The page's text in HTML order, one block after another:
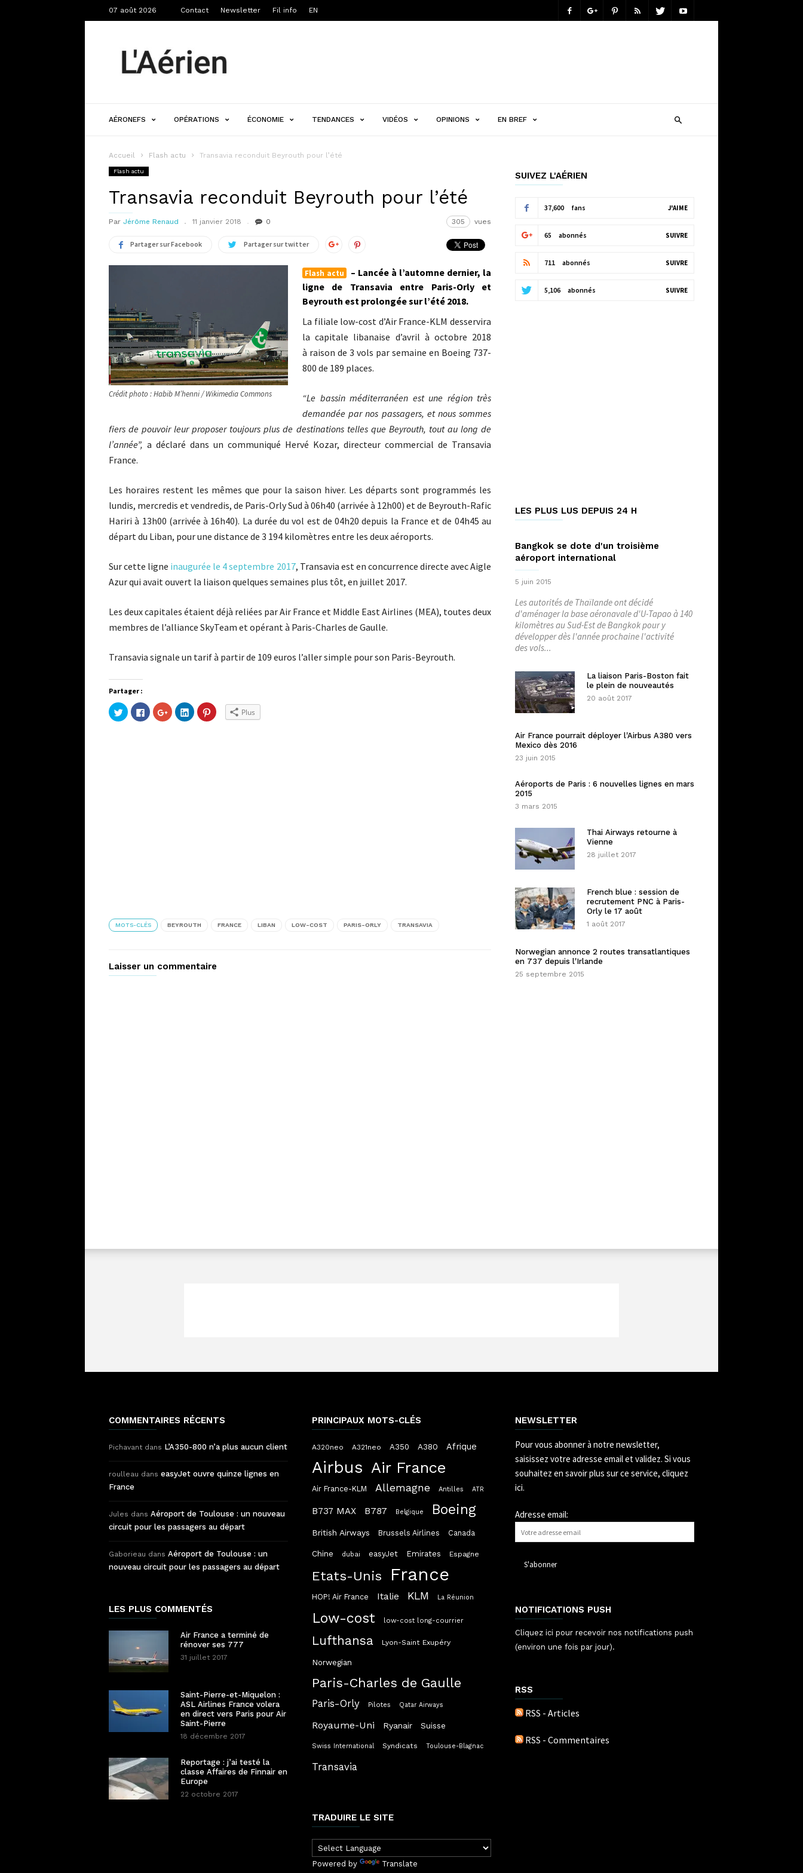
07 août 2026 Contact Newsletter Fil info EN
AÉRONEFS OPÉRATIONS ÉCONOMIE TENDANCES VIDÉOS OPINIONS EN BREF
Accueil Flash actu Transavia reconduit Beyrouth pour l’été
Flash actu
Transavia reconduit Beyrouth pour l’été
Par Jérôme Renaud 11 janvier 2018 0 305 vues
Partager sur Facebook Partager sur twitter
Crédit photo : Habib M’henni / Wikimedia Commons
Flash actu
– Lancée à l’automne dernier, la
ligne de Transavia entre Paris-Orly et
Beyrouth est prolongée sur l’été 2018.
La filiale low-cost d’Air France-KLM desservira
la capitale libanaise d’avril à octobre 2018
à raison de 3 vols par semaine en Boeing 737-
800 de 189 places.
“Le bassin méditerranéen est une région très
demandée par nos passagers, et nous sommes
fiers de pouvoir leur proposer toujours plus de destinations telles que Beyrouth, tout au long de
l’année”, a déclaré dans un communiqué Hervé Kozar, directeur commercial de Transavia
France.
Les horaires restent les mêmes que pour la saison hiver. Les départs sont programmés les
lundis, mercredis et vendredis, de Paris-Orly Sud à 06h40 (arrivée à 12h00) et de Beyrouth-Rafic
Hariri à 13h00 (arrivée à 16h40). La durée du vol est de 04h20 depuis la France et de 04h45 au
départ du Liban, pour une distance de 3 194 kilomètres entre les deux aéroports.
Sur cette ligne inaugurée le 4 septembre 2017, Transavia est en concurrence directe avec Aigle
Azur qui avait ouvert la liaison quelques semaines plus tôt, en juillet 2017.
Les deux capitales étaient déjà reliées par Air France et Middle East Airlines (MEA), toutes deux
membres de l’alliance SkyTeam et opérant à Paris-Charles de Gaulle.
Transavia signale un tarif à partir de 109 euros l’aller simple pour son Paris-Beyrouth.
Partager :
Cliquez
pour
partager
Cliquez
pour
partager
Cliquez
pour
partager
Cliquez
pour
partager
Cliquez
pour Plus
MOTS-CLÉS BEYROUTH FRANCE LIBAN LOW-COST PARIS-ORLY TRANSAVIA
Laisser un commentaire
SUIVEZ L'AÉRIEN
37,600 fans J'AIME
65 abonnés SUIVRE
711 abonnés SUIVRE
5,106 abonnés SUIVRE
LES PLUS LUS DEPUIS 24 H
Bangkok se dote d'un troisième
aéroport international
5 juin 2015
Les autorités de Thaïlande ont décidé
d'aménager la base aéronavale d'U-Tapao à 140
kilomètres au Sud-Est de Bangkok pour y
développer dès l'année prochaine l'activité
des vols...
La liaison Paris-Boston fait
le plein de nouveautés
20 août 2017
Air France pourrait déployer l'Airbus A380 vers
Mexico dès 2016
23 juin 2015
Aéroports de Paris : 6 nouvelles lignes en mars
2015
3 mars 2015
Thai Airways retourne à
Vienne
28 juillet 2017
French blue : session de
recrutement PNC à Paris-
Orly le 17 août
1 août 2017
Norwegian annonce 2 routes transatlantiques
en 737 depuis l'Irlande
25 septembre 2015
COMMENTAIRES RÉCENTS
Pichavant dans L’A350-800 n’a plus aucun client
roulleau dans easyJet ouvre quinze lignes en
France
Jules dans Aéroport de Toulouse : un nouveau
circuit pour les passagers au départ
Gaborieau dans Aéroport de Toulouse : un
nouveau circuit pour les passagers au départ
LES PLUS COMMENTÉS
Air France a terminé de
rénover ses 777
31 juillet 2017
Saint-Pierre-et-Miquelon :
ASL Airlines France volera
en direct vers Paris pour Air
Saint-Pierre
18 décembre 2017
Reportage : j’ai testé la
classe Affaires de Finnair en
Europe
22 octobre 2017
PRINCIPAUX MOTS-CLÉS
A320neo A321neo A350 A380 Afrique
Airbus Air France
Air France-KLM Allemagne Antilles ATR
B737 MAX B787 Belgique Boeing
British Airways Brussels Airlines Canada
Chine dubai easyJet Emirates Espagne
Etats-Unis France
HOP! Air France Italie KLM La Réunion
Low-cost low-cost long-courrier
Lufthansa Lyon-Saint Exupéry
Norwegian
Paris-Charles de Gaulle
Paris-Orly Pilotes Qatar Airways
Royaume-Uni Ryanair Suisse
Swiss International Syndicats Toulouse-Blagnac
Transavia
TRADUIRE LE SITE
Powered by Translate
NEWSLETTER
Pour vous abonner à notre newsletter,
saisissez votre adresse email et validez. Si vous
souhaitez en savoir plus sur ce service, cliquez
ici.
Adresse email:
NOTIFICATIONS PUSH
Cliquez ici pour recevoir nos notifications push
(environ une fois par jour).
RSS
RSS - Articles
RSS - Commentaires